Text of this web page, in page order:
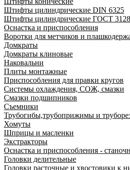
Штифты цилиндрические DIN 6325
Штифты цилиндрические ГОСТ
Оснастка и приспособления
Воротки для метчиков и
Домкраты
Домкраты клиновые
Наковальни
Плиты монтажные
Приспособления для правки кругов
Системы охлаждения, СОЖ, смазки
Смазки подшипников
Съемники
Трубогибы,трубоприжимы и
Хомуты
Шприцы и масленки
Экстракторы
Оснастка и приспособления -
Головки делительные
Головки расточные и хвостовики к